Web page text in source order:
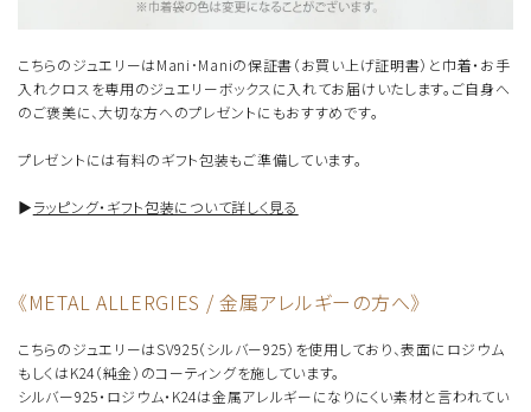
こちらのジュエリーはMani･Maniの保証書（お買い上げ証明書）と巾着・お手
入れクロスを専用のジュエリーボックスに入れてお届けいたします。ご自身へ
のご褒美に、大切な方へのプレゼントにもおすすめです。
プレゼントには有料のギフト包装もご準備しています。
▶︎ラッピング・ギフト包装について詳しく見る
《METAL ALLERGIES / 金属アレルギーの方へ》
こちらのジュエリーはSV925（シルバー925）を使用しており、表面にロジウム
もしくはK24（純金）のコーティングを施しています。
シルバー925・ロジウム・K24は金属アレルギーになりにくい素材と言われてい